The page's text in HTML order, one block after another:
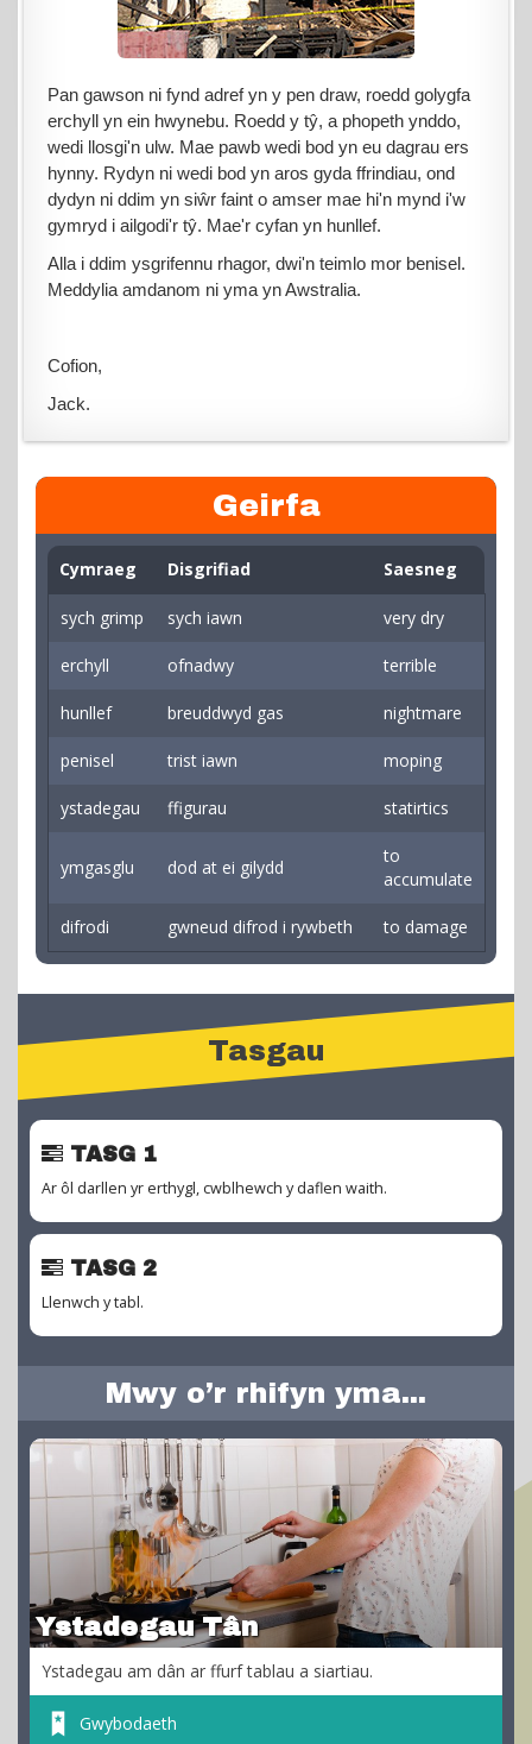
Pan gawson ni fynd adref yn y pen draw, roedd golygfa
erchyll yn ein hwynebu. Roedd y tŷ, a phopeth ynddo,
wedi llosgi'n ulw. Mae pawb wedi bod yn eu dagrau ers
hynny. Rydyn ni wedi bod yn aros gyda ffrindiau, ond
dydyn ni ddim yn siŵr faint o amser mae hi'n mynd i'w
gymryd i ailgodi'r tŷ. Mae'r cyfan yn hunllef.
Alla i ddim ysgrifennu rhagor, dwi'n teimlo mor benisel.
Meddylia amdanom ni yma yn Awstralia.
Cofion,
Jack.
Geirfa
Cymraeg Disgrifiad Saesneg
sych grimp sych iawn very dry
erchyll ofnadwy terrible
hunllef breuddwyd gas nightmare
penisel trist iawn moping
ystadegau ffigurau statirtics
ymgasglu dod at ei gilydd
to
accumulate
difrodi gwneud difrod i rywbeth to damage
Tasgau
TASG 1
Ar ôl darllen yr erthygl, cwblhewch y daflen waith.
TASG 2
Llenwch y tabl.
Mwy o’r rhifyn yma...
Ystadegau Tân
Ystadegau am dân ar ffurf tablau a siartiau.
Gwybodaeth